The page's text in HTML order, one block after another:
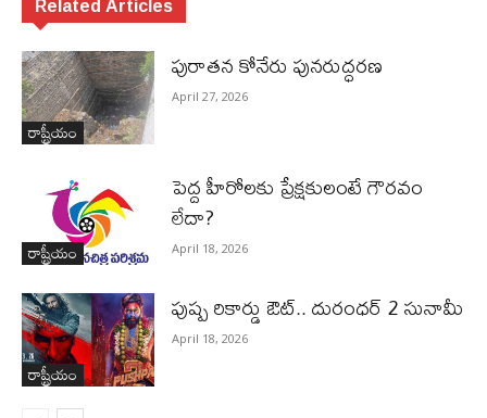
రాష్ట్రీయం
పురాత‌న కోనేరు పున‌రుద్ధ‌ర‌ణ
April 27, 2026
రాష్ట్రీయం
పెద్ద హీరోల‌కు ప్రేక్ష‌కులంటే గౌర‌వం
లేదా?
April 18, 2026
రాష్ట్రీయం
పుష్ప రికార్డు ఔట్‌.. దురంధ‌ర్ 2 సునామీ
April 18, 2026